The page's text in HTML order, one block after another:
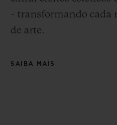
– transformando cada
de arte.
SAIBA MAIS